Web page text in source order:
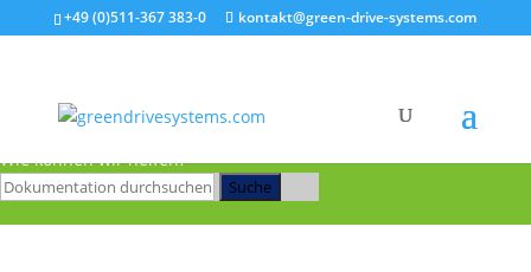
+49 (0)511-367 383-0 kontakt@green-drive-systems.com
Zum Hauptinhalt springen
Wie können wir helfen?
Suche